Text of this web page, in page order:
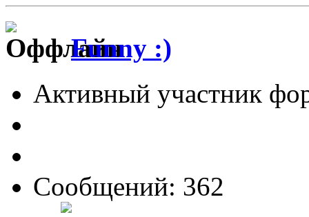
Funny :)
Активный участник
Сообщений: 362